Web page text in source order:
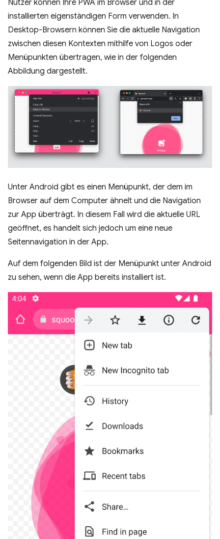
Nutzer können Ihre PWA im Browser und in der
installierten eigenständigen Form verwenden. In
Desktop-Browsern können Sie die aktuelle Navigation
zwischen diesen Kontexten mithilfe von Logos oder
Menüpunkten übertragen, wie in der folgenden
Abbildung dargestellt.
Unter Android gibt es einen Menüpunkt, der dem im
Browser auf dem Computer ähnelt und die Navigation
zur App überträgt. In diesem Fall wird die aktuelle URL
geöffnet, es handelt sich jedoch um eine neue
Seitennavigation in der App.
Auf dem folgenden Bild ist der Menüpunkt unter Android
zu sehen, wenn die App bereits installiert ist.